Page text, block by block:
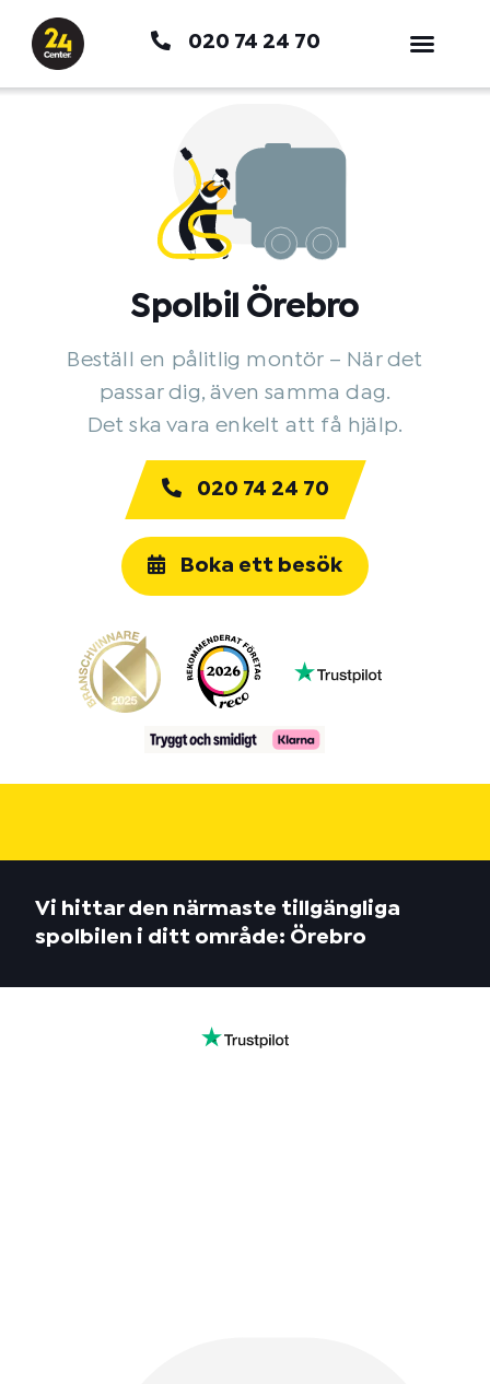
innehåll
020 74 24 70
Spolbil Örebro
Beställ en pålitlig montör – När det
passar dig, även samma dag.
Det ska vara enkelt att få hjälp.
020 74 24 70
Boka ett besök
Vi hittar den närmaste tillgängliga
spolbilen i ditt område: Örebro